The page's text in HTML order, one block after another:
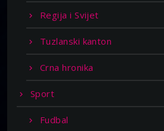
Regija i Svijet
Tuzlanski kanton
Crna hronika
Sport
Fudbal